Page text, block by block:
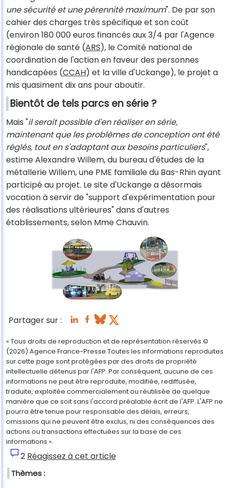
une sécurité et une pérennité maximum". De par son
cahier des charges très spécifique et son coût
(environ 180 000 euros financés aux 3/4 par l'Agence
régionale de santé (ARS), le Comité national de
coordination de l'action en faveur des personnes
handicapées (CCAH) et la ville d'Uckange), le projet a
mis quasiment dix ans pour aboutir.
Bientôt de tels parcs en série ?
Mais "il serait possible d'en réaliser en série,
maintenant que les problèmes de conception ont été
réglés, tout en s'adaptant aux besoins particuliers",
estime Alexandre Willem, du bureau d'études de la
métallerie Willem, une PME familiale du Bas-Rhin ayant
participé au projet. Le site d'Uckange a désormais
vocation à servir de "support d'expérimentation pour
des réalisations ultérieures" dans d'autres
établissements, selon Mme Chauvin.
Partager sur :
« Tous droits de reproduction et de représentation réservés.©
(2026) Agence France-Presse.Toutes les informations reproduites
sur cette page sont protégées par des droits de propriété
intellectuelle détenus par l'AFP. Par conséquent, aucune de ces
informations ne peut être reproduite, modifiée, rediffusée,
traduite, exploitée commercialement ou réutilisée de quelque
manière que ce soit sans l'accord préalable écrit de l'AFP. L'AFP ne
pourra être tenue pour responsable des délais, erreurs,
omissions qui ne peuvent être exclus, ni des conséquences des
actions ou transactions effectuées sur la base de ces
informations ».
2 Réagissez à cet article
Thèmes :